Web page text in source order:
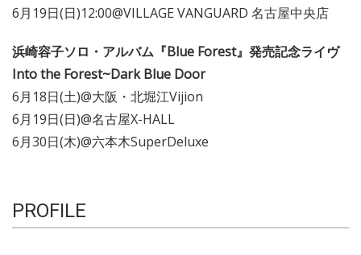
6月19日(日)12:00@VILLAGE VANGUARD 名古屋中央店
浜崎容子ソロ・アルバム『Blue Forest』発売記念ライヴ
Into the Forest~Dark Blue Door
6月18日(土)@大阪・北堀江Vijion
6月19日(日)@名古屋X-HALL
6月30日(木)@六本木SuperDeluxe
PROFILE